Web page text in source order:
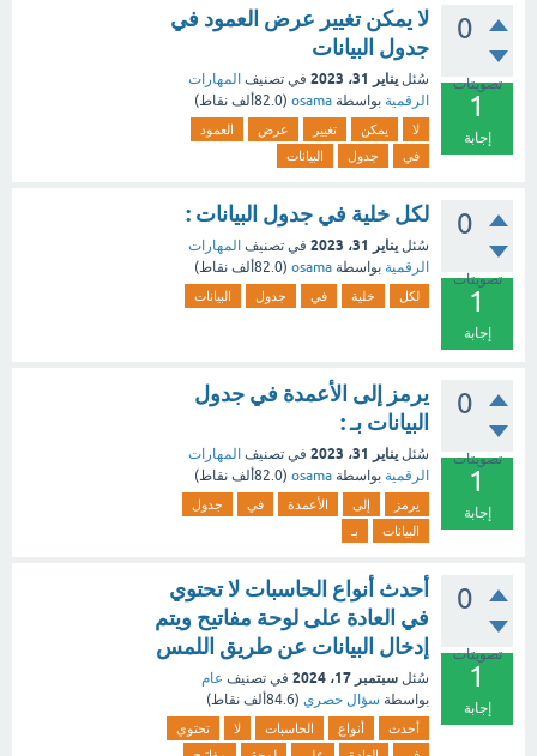
0
تصويتات
1
إجابة
لا يمكن تغيير عرض العمود في
جدول البيانات
سُئل يناير 31، 2023 في تصنيف المهارات
الرقمية بواسطة osama
(82.0ألف نقاط)
لا يمكن تغيير عرض
العمود
في
جدول البيانات
0
تصويتات
1
إجابة
لكل خلية في جدول البيانات :
سُئل يناير 31، 2023 في تصنيف المهارات
الرقمية بواسطة osama
(82.0ألف نقاط)
لكل خلية في جدول البيانات
0
تصويتات
1
إجابة
يرمز إلى الأعمدة في جدول
البيانات بـ :
سُئل يناير 31، 2023 في تصنيف المهارات
الرقمية بواسطة osama
(82.0ألف نقاط)
يرمز إلى الأعمدة في
جدول
البيانات
بـ
0
تصويتات
1
إجابة
أحدث أنواع الحاسبات لا تحتوي
في العادة على لوحة مفاتيح ويتم
إدخال البيانات عن طريق اللمس
سُئل سبتمبر 17، 2024 في تصنيف عام
بواسطة سؤال حصري (84.6ألف نقاط)
أحدث أنواع الحاسبات لا
تحتوي